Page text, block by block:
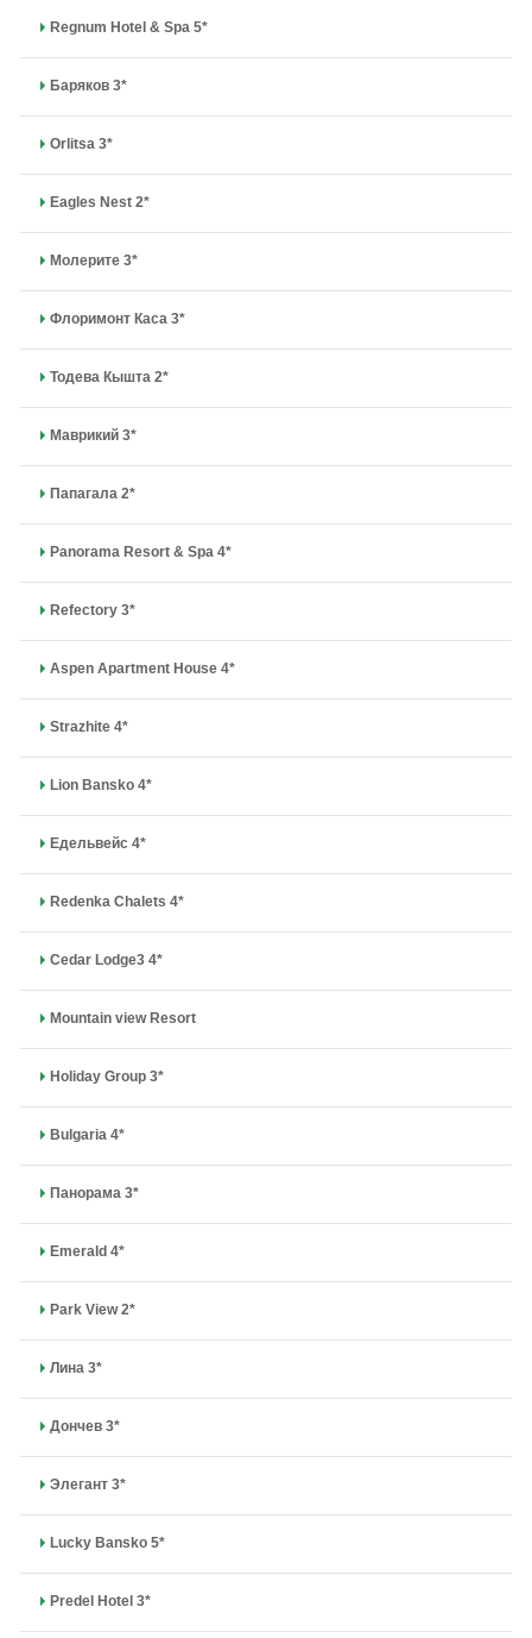
Regnum Hotel & Spa 5*
Баряков 3*
Orlitsa 3*
Eagles Nest 2*
Молерите 3*
Флоримонт Каса 3*
Тодева Кышта 2*
Маврикий 3*
Папагала 2*
Panorama Resort & Spa 4*
Refectory 3*
Aspen Apartment House 4*
Strazhite 4*
Lion Bansko 4*
Едельвейс 4*
Redenka Chalets 4*
Cedar Lodge3 4*
Mountain view Resort
Holiday Group 3*
Bulgaria 4*
Панорама 3*
Emerald 4*
Park View 2*
Лина 3*
Дончев 3*
Элегант 3*
Lucky Bansko 5*
Predel Hotel 3*